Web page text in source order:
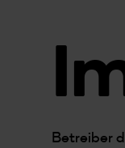
Betreiber